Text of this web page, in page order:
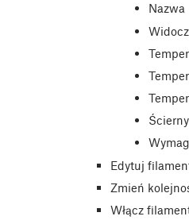
Nazwa
Ścierny
Edytuj
Zmień
Włącz